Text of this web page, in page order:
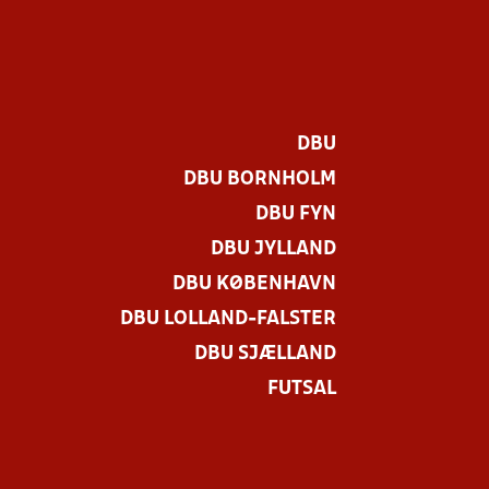
DBU
DBU BORNHOLM
DBU FYN
DBU JYLLAND
DBU KØBENHAVN
DBU LOLLAND-FALSTER
DBU SJÆLLAND
FUTSAL